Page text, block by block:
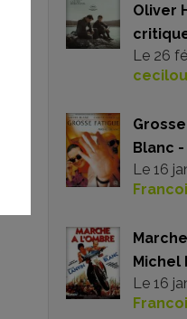
Oliver
Le 26
Blanc
Le 16
Michel
Le 16